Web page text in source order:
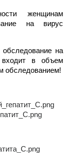
женщинам
на
вирус
на
в объем
обследованием!